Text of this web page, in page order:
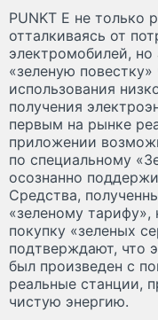
PUNKT E не только
отталкиваясь от
электромобилей,
«зеленую
использования
получения
первым на рынке
приложении
по специальному
осознанно
Средства,
«зеленому тарифу»,
покупку «зеленых
подтверждают, что
был произведен с
реальные станции,
чистую энергию.